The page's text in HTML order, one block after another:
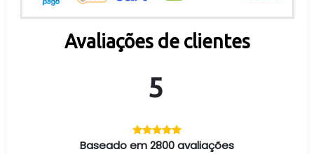
Avaliações de clientes
5
Baseado em 2800 avaliações